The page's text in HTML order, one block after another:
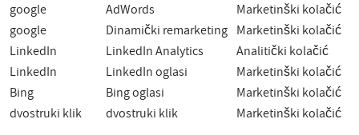
google
AdWords
Marketinški kolačić
google
Dinamički remarketing Marketinški kolačić
LinkedIn
LinkedIn Analytics
Analitički kolačić
LinkedIn
LinkedIn oglasi
Marketinški kolačić
Bing
Bing oglasi
Marketinški kolačić
dvostruki klik
dvostruki klik Marketinški kolačić